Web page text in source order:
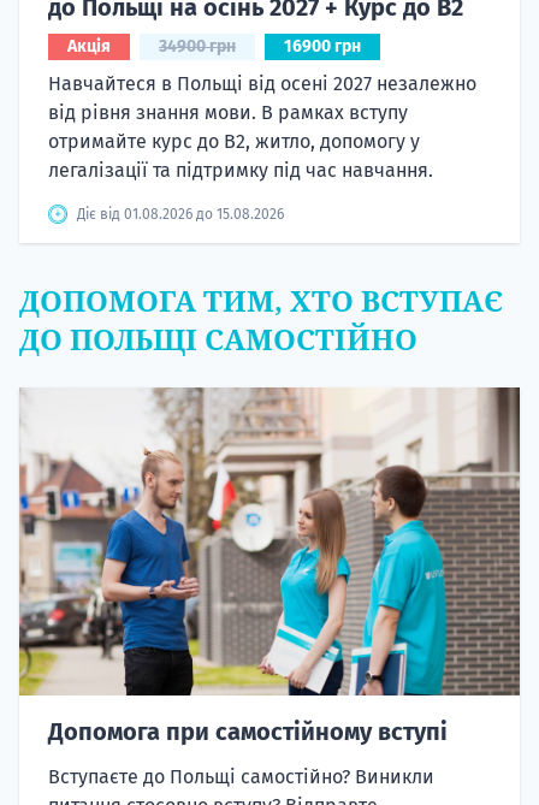
до Польщі на осінь 2027 + Курс до B2
Акція 34900 грн 16900 грн
Навчайтеся в Польщі від осені 2027 незалежно
від рівня знання мови. В рамках вступу
отримайте курс до B2, житло, допомогу у
легалізації та підтримку під час навчання.
Діє від 01.08.2026 до 15.08.2026
ДОПОМОГА ТИМ, ХТО ВСТУПАЄ
ДО ПОЛЬЩІ САМОСТІЙНО
Допомога при самостійному вступі
Вступаєте до Польщі самостійно? Виникли